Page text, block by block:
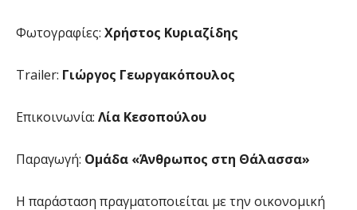
Φωτογραφίες: Χρήστος Κυριαζίδης
Trailer: Γιώργος Γεωργακόπουλος
Επικοινωνία: Λία Κεσοπούλου
Παραγωγή: Ομάδα «Άνθρωπος στη Θάλασσα»
Η παράσταση πραγματοποιείται με την οικονομική